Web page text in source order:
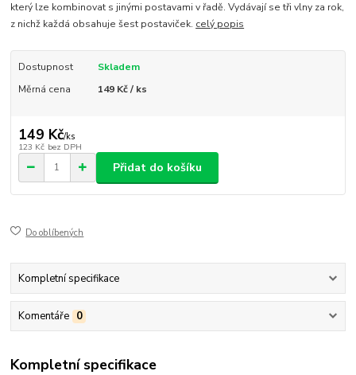
který lze kombinovat s jinými postavami v řadě. Vydávají se tři vlny za rok,
z nichž každá obsahuje šest postaviček. celý popis
Dostupnost
Skladem
Měrná cena
149 Kč / ks
149 Kč/ks
123 Kč bez DPH
Přidat do košíku
Do oblíbených
Kompletní specifikace
Komentáře 0
Kompletní specifikace